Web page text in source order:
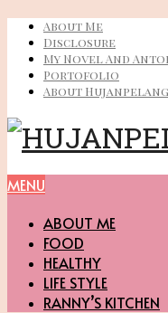
About Me
Disclosure
My Novel And
Portofolio
About
MENU
ABOUT ME
FOOD
HEALTHY
LIFE STYLE
RANNY’S KITCHEN